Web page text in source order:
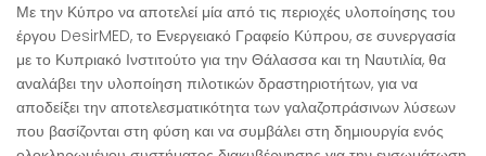
Με την Κύπρο να αποτελεί μία από τις περιοχές υλοποίησης του
έργου DesirMED, το Ενεργειακό Γραφείο Κύπρου, σε συνεργασία
με το Κυπριακό Ινστιτούτο για την Θάλασσα και τη Ναυτιλία, θα
αναλάβει την υλοποίηση πιλοτικών δραστηριοτήτων, για να
αποδείξει την αποτελεσματικότητα των γαλαζοπράσινων λύσεων
που βασίζονται στη φύση και να συμβάλει στη δημιουργία ενός